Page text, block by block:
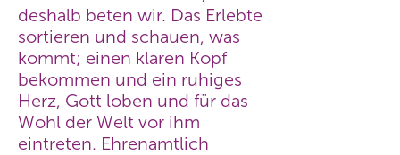
deshalb beten wir. Das Erlebte
sortieren und schauen, was
kommt; einen klaren Kopf
bekommen und ein ruhiges
Herz, Gott loben und für das
Wohl der Welt vor ihm
eintreten. Ehrenamtlich